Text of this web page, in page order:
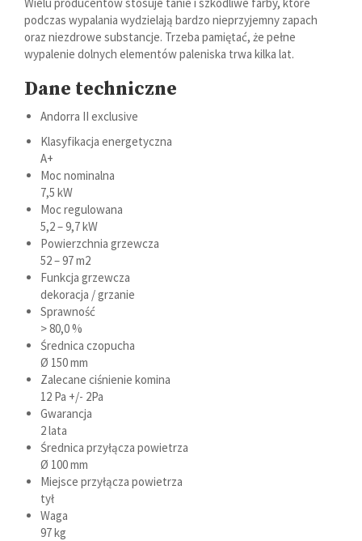
podczas wypalania wydzielają bardzo nieprzyjemny zapach
oraz niezdrowe substancje. Trzeba pamiętać, że pełne
wypalenie dolnych elementów paleniska trwa kilka lat.
Dane techniczne
Andorra II exclusive
Klasyfikacja energetyczna
A+
Moc nominalna
7,5 kW
Moc regulowana
5,2 – 9,7 kW
Powierzchnia grzewcza
52 – 97 m2
Funkcja grzewcza
dekoracja / grzanie
Sprawność
> 80,0 %
Średnica czopucha
Ø 150 mm
Zalecane ciśnienie komina
12 Pa +/- 2Pa
Gwarancja
2 lata
Średnica przyłącza powietrza
Ø 100 mm
Miejsce przyłącza powietrza
tył
Waga
97 kg